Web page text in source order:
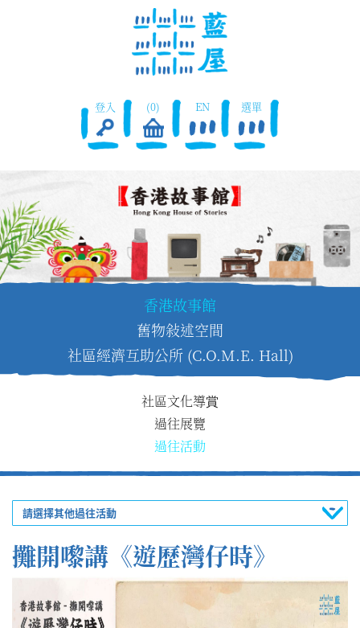
登入 (0) EN 選單
香港故事館
舊物敍述空間
社區經濟互助公所 (C.O.M.E. Hall)
社區文化導賞
過往展覽
過往活動
請選擇其他過往活動
攤開嚟講《遊歷灣仔時》